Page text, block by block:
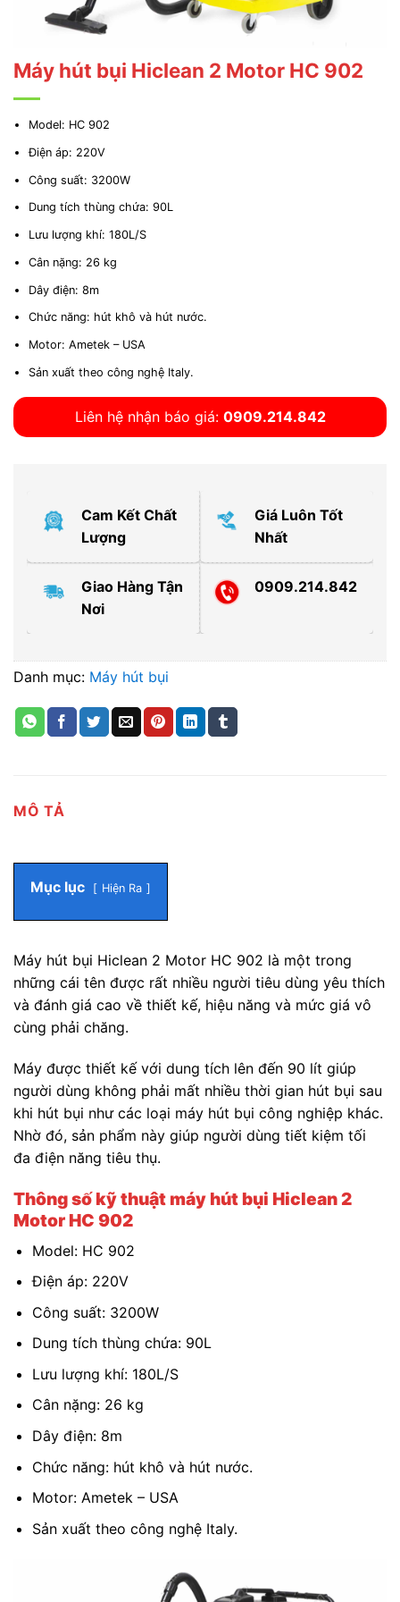
Máy hút bụi Hiclean 2 Motor HC 902
Model: HC 902
Điện áp: 220V
Công suất: 3200W
Dung tích thùng chứa: 90L
Lưu lượng khí: 180L/S
Cân nặng: 26 kg
Dây điện: 8m
Chức năng: hút khô và hút nước.
Motor: Ametek – USA
Sản xuất theo công nghệ Italy.
Liên hệ nhận báo giá: 0909.214.842
Cam Kết Chất
Lượng
Giá Luôn Tốt
Nhất
Giao Hàng Tận
Nơi
0909.214.842
Danh mục: Máy hút bụi
MÔ TẢ
Mục lục Hiện Ra
Máy hút bụi Hiclean 2 Motor HC 902 là một trong
những cái tên được rất nhiều người tiêu dùng yêu thích
và đánh giá cao về thiết kế, hiệu năng và mức giá vô
cùng phải chăng.
Máy được thiết kế với dung tích lên đến 90 lít giúp
người dùng không phải mất nhiều thời gian hút bụi sau
khi hút bụi như các loại máy hút bụi công nghiệp khác.
Nhờ đó, sản phẩm này giúp người dùng tiết kiệm tối
đa điện năng tiêu thụ.
Thông số kỹ thuật máy hút bụi Hiclean 2
Motor HC 902
Model: HC 902
Điện áp: 220V
Công suất: 3200W
Dung tích thùng chứa: 90L
Lưu lượng khí: 180L/S
Cân nặng: 26 kg
Dây điện: 8m
Chức năng: hút khô và hút nước.
Motor: Ametek – USA
Sản xuất theo công nghệ Italy.